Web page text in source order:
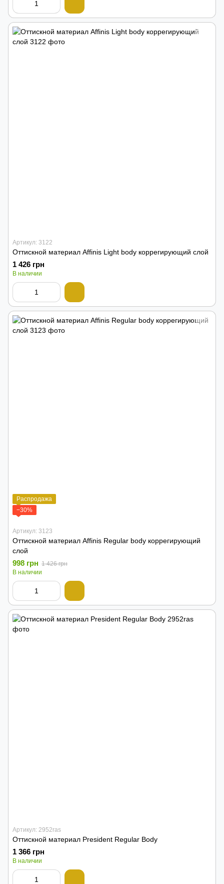
Артикул: 3122
Оттискной материал Affinis Light body коррегирующий слой
1 426 грн
В наличии
Распродажа
−30%
Артикул: 3123
Оттискной материал Affinis Regular body коррегирующий
слой
998 грн 1 426 грн
В наличии
Артикул: 2952ras
Оттискной материал President Regular Body
1 366 грн
В наличии